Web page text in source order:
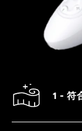
1 - 符
锥形